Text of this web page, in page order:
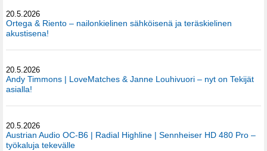
20.5.2026
Ortega & Riento – nailonkielinen sähköisenä ja teräskielinen
akustisena!
20.5.2026
Andy Timmons | LoveMatches & Janne Louhivuori – nyt on Tekijät
asialla!
20.5.2026
Austrian Audio OC-B6 | Radial Highline | Sennheiser HD 480 Pro –
työkaluja tekevälle